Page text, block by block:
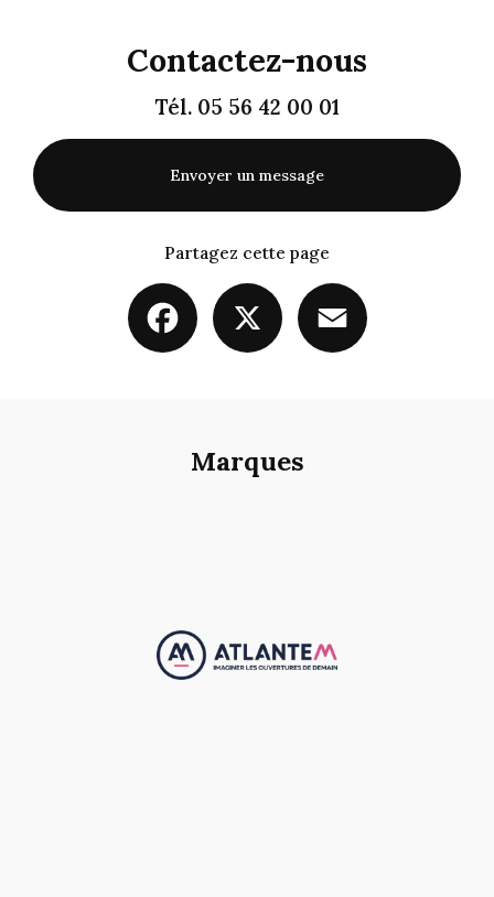
Contactez-nous
Tél. 05 56 42 00 01
Envoyer un message
Partagez cette page
Facebook
Marques